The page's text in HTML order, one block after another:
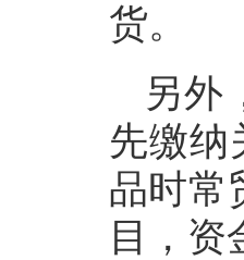
货。
另外
先缴纳
品时常
目，资